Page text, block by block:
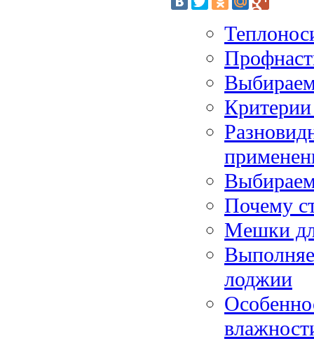
Почему
Мешки
лоджии